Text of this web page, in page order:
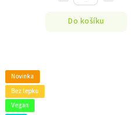
Do košíku
Novinka
Bez lepku
Vegan